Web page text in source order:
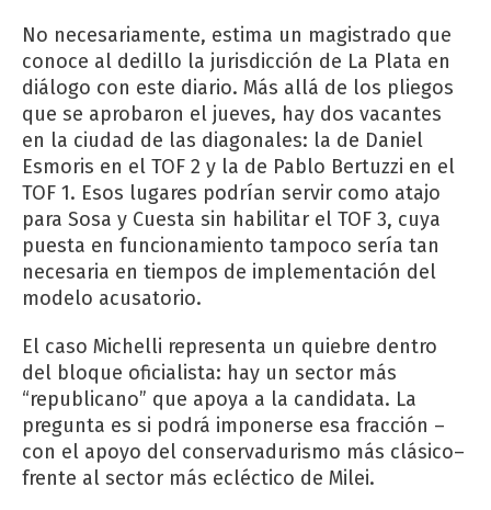
No necesariamente, estima un magistrado que
conoce al dedillo la jurisdicción de La Plata en
diálogo con este diario. Más allá de los pliegos
que se aprobaron el jueves, hay dos vacantes
en la ciudad de las diagonales: la de Daniel
Esmoris en el TOF 2 y la de Pablo Bertuzzi en el
TOF 1. Esos lugares podrían servir como atajo
para Sosa y Cuesta sin habilitar el TOF 3, cuya
puesta en funcionamiento tampoco sería tan
necesaria en tiempos de implementación del
modelo acusatorio.
El caso Michelli representa un quiebre dentro
del bloque oficialista: hay un sector más
“republicano” que apoya a la candidata. La
pregunta es si podrá imponerse esa fracción –
con el apoyo del conservadurismo más clásico–
frente al sector más ecléctico de Milei.